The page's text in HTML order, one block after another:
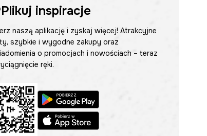
inspiracje
naszą aplikację i zyskaj więcej! Atrakcyjne
szybkie i wygodne zakupy oraz
o promocjach i nowościach – teraz
ręki.